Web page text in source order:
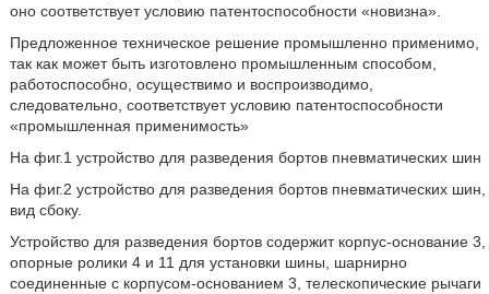
оно соответствует условию патентоспособности «новизна».
Предложенное техническое решение промышленно применимо,
так как может быть изготовлено промышленным способом,
работоспособно, осуществимо и воспроизводимо,
следовательно, соответствует условию патентоспособности
«промышленная применимость»
На фиг.1 устройство для разведения бортов пневматических шин
На фиг.2 устройство для разведения бортов пневматических шин,
вид сбоку.
Устройство для разведения бортов содержит корпус-основание 3,
опорные ролики 4 и 11 для установки шины, шарнирно
соединенные с корпусом-основанием 3, телескопические рычаги